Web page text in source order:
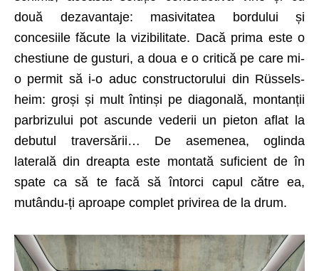
două dezavantaje: masivitatea bordului și
concesiile făcute la vizibilitate. Dacă prima este o
chestiune de gusturi, a doua e o critică pe care mi-
o permit să i-o aduc constructorului din Rüssels­
heim: groși și mult întinși pe diagonală, montanții
parbrizului pot ascunde vederii un pieton aflat la
debutul traversării… De asemenea, oglinda
laterală din dreapta este montată suficient de în
spate ca să te facă să întorci capul către ea,
mutându-ți aproape complet privirea de la drum.